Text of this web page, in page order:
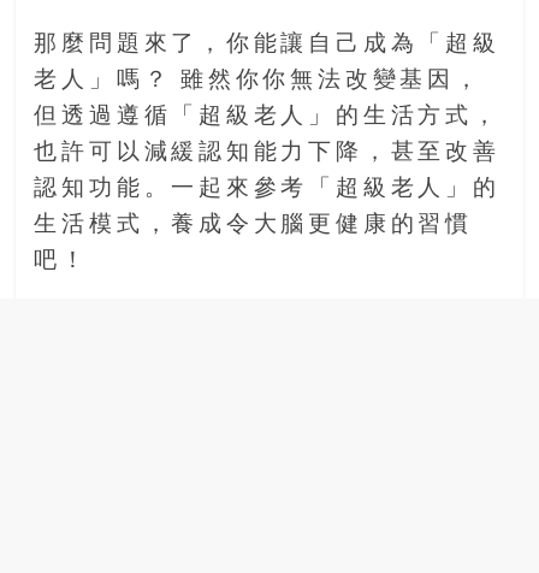
那麼問題來了，你能讓自己成為「超級
老人」嗎？ 雖然你你無法改變基因，
但透過遵循「超級老人」的生活方式，
也許可以減緩認知能力下降，甚至改善
認知功能。一起來參考「超級老人」的
生活模式，養成令大腦更健康的習慣
吧！